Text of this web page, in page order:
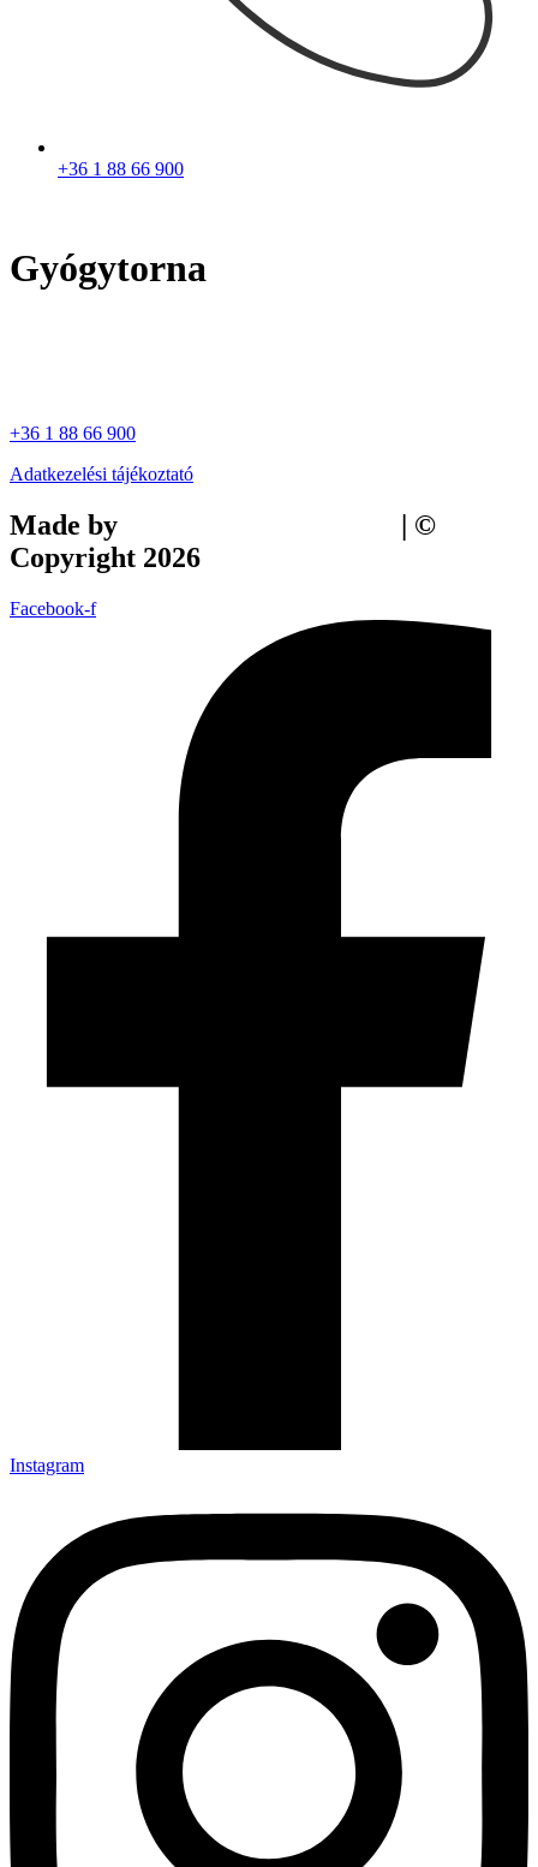
+36 1 88 66 900
Gyógytorna
+36 1 88 66 900
Adatkezelési tájékoztató
Made by
| ©
Copyright 2026
Facebook-f
Instagram